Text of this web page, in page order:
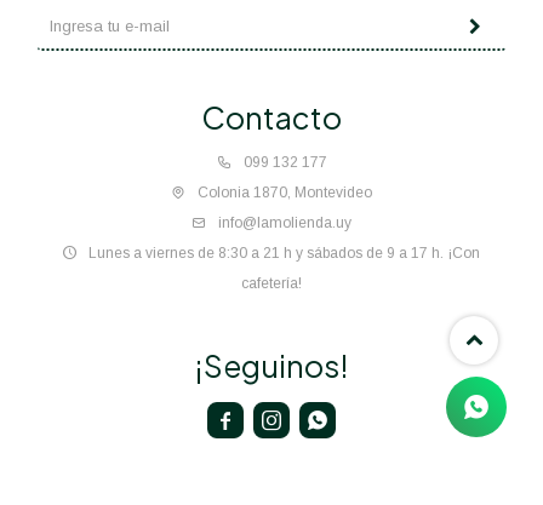
Contacto
099 132 177
Colonia 1870, Montevideo
info@lamolienda.uy
Lunes a viernes de 8:30 a 21 h y sábados de 9 a 17 h. ¡Con
cafetería!
¡Seguinos!
  